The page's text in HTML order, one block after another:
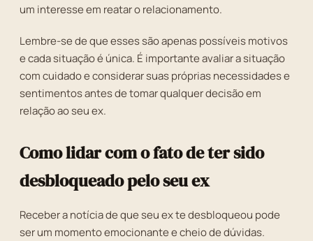
um interesse em reatar o relacionamento.
Lembre-se de que esses são apenas possíveis motivos
e cada situação é única. É importante avaliar a situação
com cuidado e considerar suas próprias necessidades e
sentimentos antes de tomar qualquer decisão em
relação ao seu ex.
Como lidar com o fato de ter sido
desbloqueado pelo seu ex
Receber a notícia de que seu ex te desbloqueou pode
ser um momento emocionante e cheio de dúvidas.